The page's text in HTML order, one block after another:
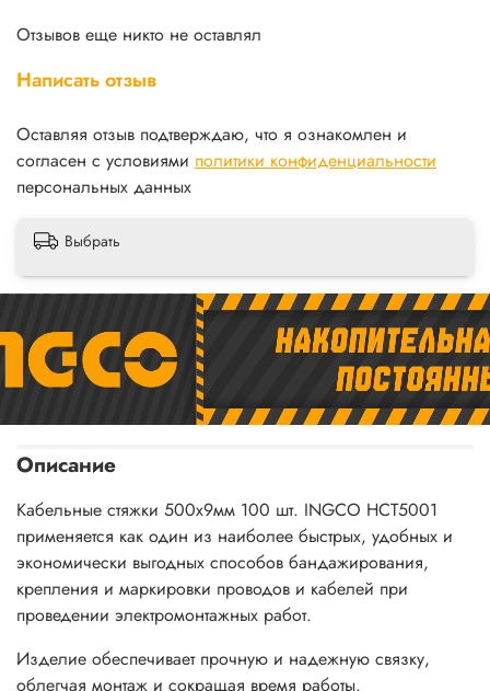
Отзывов еще никто не оставлял
Написать отзыв
Оставляя отзыв подтверждаю, что я ознакомлен и
согласен с условиями политики конфиденциальности
персональных данных
Выбрать
Описание
Кабельные стяжки 500х9мм 100 шт. INGCO HCT5001
применяется как один из наиболее быстрых, удобных и
экономически выгодных способов бандажирования,
крепления и маркировки проводов и кабелей при
проведении электромонтажных работ.
Изделие обеспечивает прочную и надежную связку,
облегчая монтаж и сокращая время работы.